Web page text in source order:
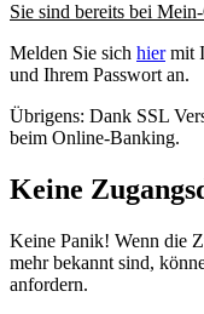
Sie sind bereits bei
Melden Sie sich hiermit
und Ihrem Passwort an.
Übrigens: Dank SSL
beim Online-Banking.
Keine
Keine Panik! Wenn die
mehr bekannt sind,
anfordern.